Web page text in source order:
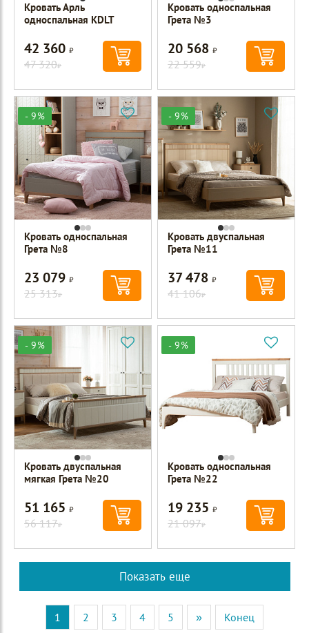
Кровать Арль
односпальная KDLT
42 360Р
47 320Р
Кровать односпальная
Грета №3
20 568Р
22 559Р
- 9%
Кровать односпальная
Грета №8
23 079Р
25 313Р
- 9%
Кровать двуспальная
Грета №11
37 478Р
41 106Р
- 9%
Кровать двуспальная
мягкая Грета №20
51 165Р
56 117Р
- 9%
Кровать односпальная
Грета №22
19 235Р
21 097Р
Показать еще
1 2 3 4 5 » Конец